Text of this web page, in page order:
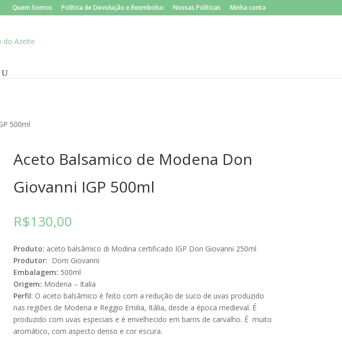
Quem Somos Política de Devolução e Reembolso Nossas Políticas Minha conta
500ml
Aceto Balsamico de Modena Don
Giovanni IGP 500ml
R$130,00
Produto: aceto balsâmico di Modina certificado IGP Don Giovanni 250ml
Produtor: Dom Giovanni
Embalagem: 500ml
Origem: Modena – Italia
Perfil: O aceto balsâmico é feito com a redução de suco de uvas produzido
nas regiões de Modena e Reggio Emilia, Itália, desde a época medieval. É
produzido com uvas especiais e é envelhecido em barris de carvalho. É muito
aromático, com aspecto denso e cor escura.